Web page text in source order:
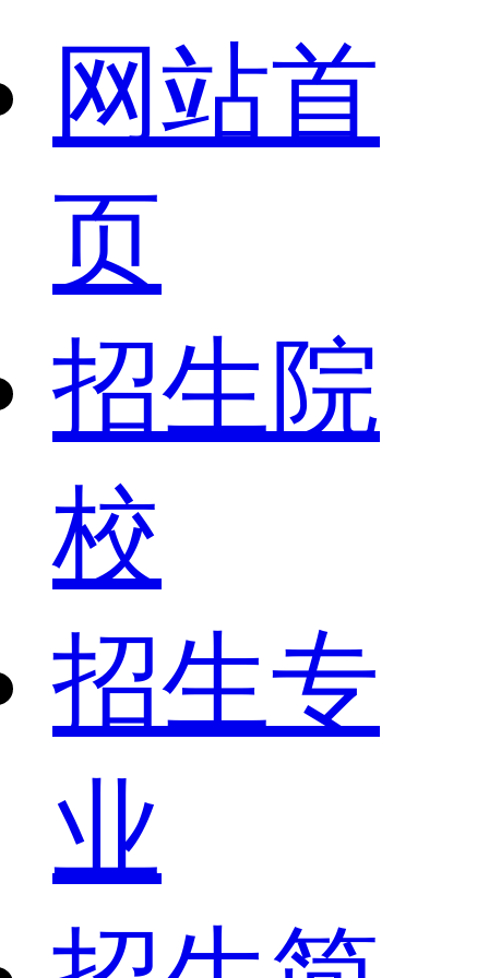
网站首
页
招生院
校
招生专
业